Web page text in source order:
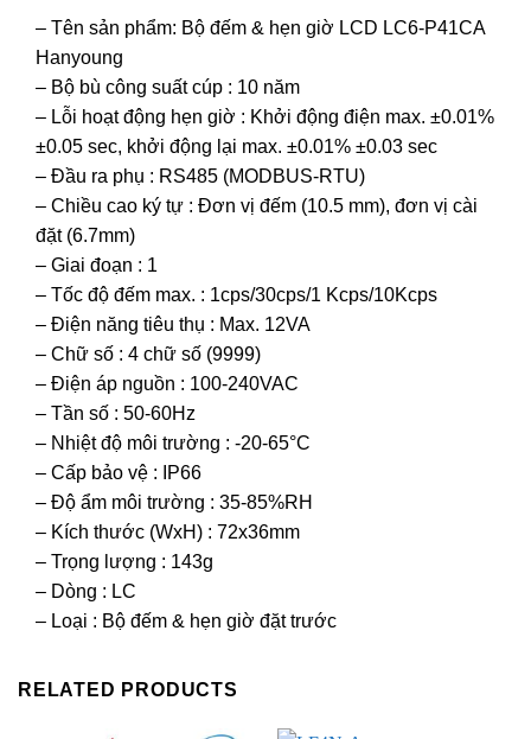
– Tên sản phẩm: Bộ đếm & hẹn giờ LCD LC6-P41CA
Hanyoung
– Bộ bù công suất cúp : 10 năm
– Lỗi hoạt động hẹn giờ : Khởi động điện max. ±0.01%
±0.05 sec, khởi động lại max. ±0.01% ±0.03 sec
– Đầu ra phụ : RS485 (MODBUS-RTU)
– Chiều cao ký tự : Đơn vị đếm (10.5 mm), đơn vị cài
đặt (6.7mm)
– Giai đoạn : 1
– Tốc độ đếm max. : 1cps/30cps/1 Kcps/10Kcps
– Điện năng tiêu thụ : Max. 12VA
– Chữ số : 4 chữ số (9999)
– Điện áp nguồn : 100-240VAC
– Tần số : 50-60Hz
– Nhiệt độ môi trường : -20-65°C
– Cấp bảo vệ : IP66
– Độ ẩm môi trường : 35-85%RH
– Kích thước (WxH) : 72x36mm
– Trọng lượng : 143g
– Dòng : LC
– Loại : Bộ đếm & hẹn giờ đặt trước
RELATED PRODUCTS